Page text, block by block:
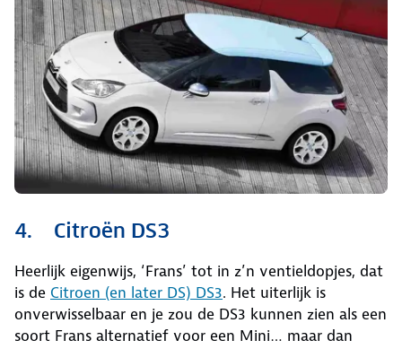
4. Citroën DS3
Heerlijk eigenwijs, ‘Frans’ tot in z’n ventieldopjes, dat
is de Citroen (en later DS) DS3. Het uiterlijk is
onverwisselbaar en je zou de DS3 kunnen zien als een
soort Frans alternatief voor een Mini… maar dan